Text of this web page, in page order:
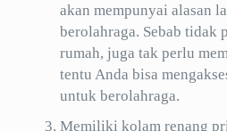
akan mempunyai alasan
berolahraga. Sebab tidak
rumah, juga tak perlu
tentu Anda bisa
untuk berolahraga.
Memiliki kolam renang